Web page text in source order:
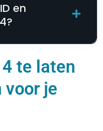
en
te laten
voor je